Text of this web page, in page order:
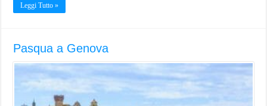
Leggi Tutto »
Pasqua a Genova